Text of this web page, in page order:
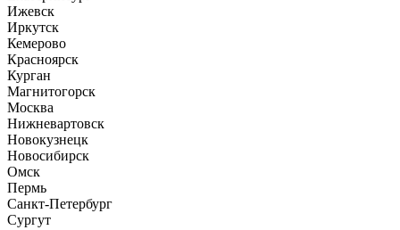
Ижевск
Иркутск
Кемерово
Красноярск
Курган
Магнитогорск
Москва
Нижневартовск
Новокузнецк
Новосибирск
Омск
Пермь
Санкт-Петербург
Сургут